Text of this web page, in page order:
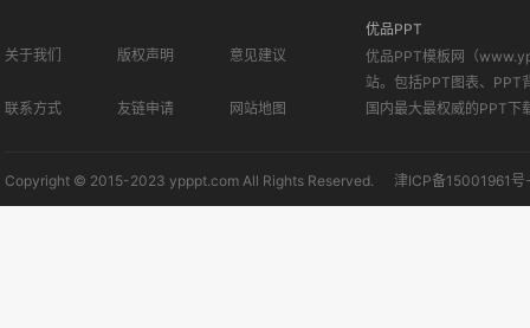
关于我们 版权声明 意见建议
联系方式 友链申请 网站地图
优品PPT
优品PPT模板网（
站。包括PPT图表、PPT
国内最大最权威的PPT下
Copyright © 2015-2023 ypppt.com All Rights Reserved. 津ICP备15001961号